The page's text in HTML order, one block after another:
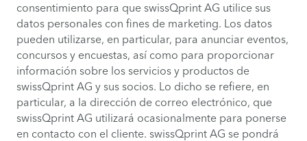
consentimiento para que swissQprint AG utilice sus
datos personales con fines de marketing. Los datos
pueden utilizarse, en particular, para anunciar eventos,
concursos y encuestas, así como para proporcionar
información sobre los servicios y productos de
swissQprint AG y sus socios. Lo dicho se refiere, en
particular, a la dirección de correo electrónico, que
swissQprint AG utilizará ocasionalmente para ponerse
en contacto con el cliente. swissQprint AG se pondrá